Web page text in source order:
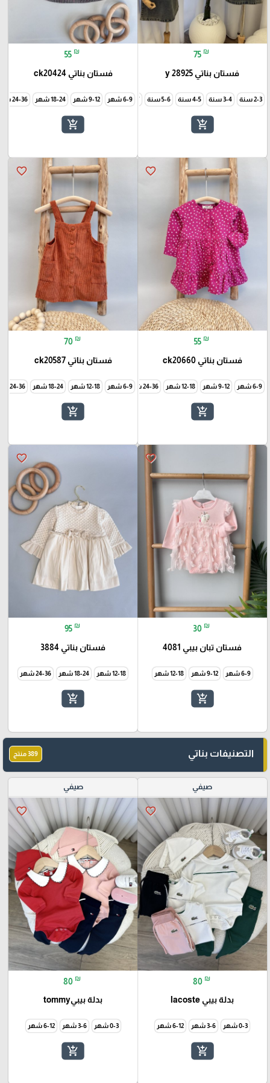
75 ₪
فستان بناتي y 28925
2-3 سنة 3-4 سنة ‏4-5 سنة 5-6 سنة 6-7 سنة
add_shopping_cart
55 ₪
فستان بناتي ck20424
6-9 شهر 9-12 شهر 18-24 شهر 24-36 شهر
add_shopping_cart
favorite_border
55 ₪
فستان بناتي ck20660
6-9 شهر 9-12 شهر 12-18 شهر 24-36 شهر
add_shopping_cart
favorite_border
70 ₪
فستان بناتي ck20587
6-9 شهر 12-18 شهر 18-24 شهر 24-36 شهر
add_shopping_cart
favorite_border
30 ₪
فستان تبان بيبي 4081
6-9 شهر 9-12 شهر 12-18 شهر
add_shopping_cart
favorite_border
95 ₪
فستان بناتي 3884
12-18 شهر 18-24 شهر 24-36 شهر
add_shopping_cart
التصنيفات بناتي 389 منتج
صيفي
favorite_border
80 ₪
بدلة بيبي lacoste
0-3 شهر 3-6 شهر 6-12 شهر
add_shopping_cart
صيفي
favorite_border
80 ₪
بدلة بيبيtommy
0-3 شهر 3-6 شهر 6-12 شهر
add_shopping_cart